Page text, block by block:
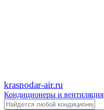
krasnodar-air.ru
Кондиционеры и вентиляция